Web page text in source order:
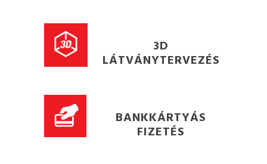
3D
LÁTVÁNYTERVEZÉS
BANKKÁRTYÁS
FIZETÉS